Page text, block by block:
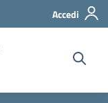
Accedi